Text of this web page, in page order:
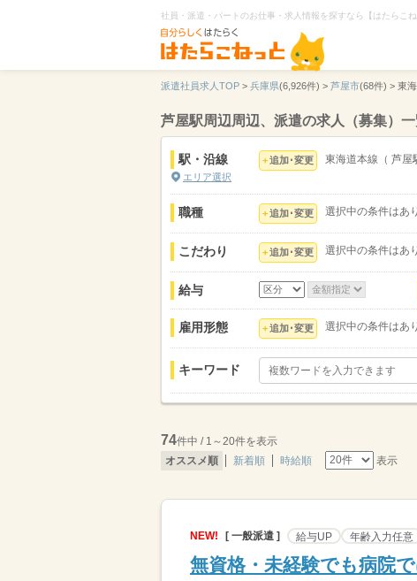
社員・派遣・パートのお仕事・求人情報を探すなら【はたらこね
派遣社員求人TOP > 兵庫県(6,926件) > 芦屋市(68件) > 東
芦屋駅周辺周辺、派遣の求人（募集）
駅・沿線
エリア選択
追加･変更 東海道本線 （ 芦屋
職種 追加･変更 選択中の条件はあ
こだわり 追加･変更 選択中の条件はあ
給与
雇用形態 追加･変更 選択中の条件はあ
キーワード
74件中 / 1～20件を表示
オススメ順
新着順 時給順 表示
NEW! [ 一般派遣 ] 給与UP 年齢入力任意
無資格・未経験でも病院